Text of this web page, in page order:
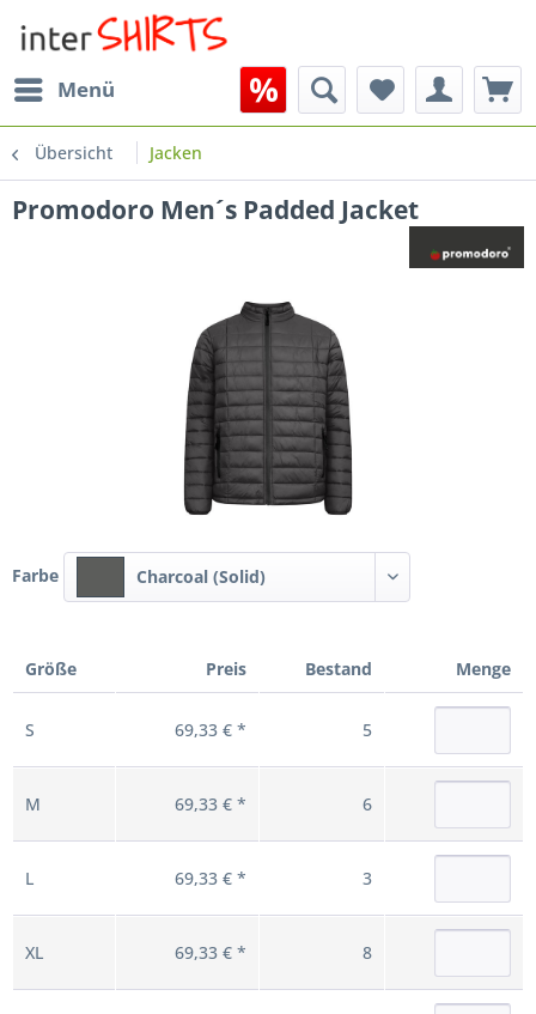
Menü
Übersicht Jacken
Promodoro Men´s Padded Jacket
Farbe Charcoal (Solid)
Größe Preis Bestand Menge
S 69,33 € * 5
M 69,33 € * 6
L 69,33 € * 3
XL 69,33 € * 8